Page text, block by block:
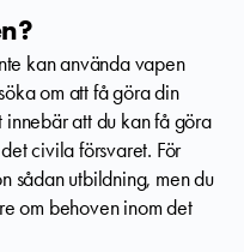
kan använda vapen
om att få göra din
att du kan få göra
civila försvaret. För
sådan utbildning, men du
om behoven inom det